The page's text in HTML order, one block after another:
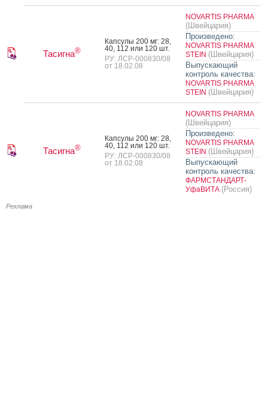
Тасигна®
Кап­су­лы 200 мг: 28,
40, 112 или 120 шт.
РУ: ЛСР-000830/08
от 18.02.08
NOVARTIS PHARMA
(Швейцария)
Произведено:
NOVARTIS PHARMA
STEIN (Швейцария)
Выпускающий
контроль качества:
NOVARTIS PHARMA
STEIN (Швейцария)
Тасигна®
Кап­су­лы 200 мг: 28,
40, 112 или 120 шт.
РУ: ЛСР-000830/08
от 18.02.08
NOVARTIS PHARMA
(Швейцария)
Произведено:
NOVARTIS PHARMA
STEIN (Швейцария)
Выпускающий
контроль качества:
ФАРМСТАНДАРТ-
УфаВИТА (Россия)
Реклама